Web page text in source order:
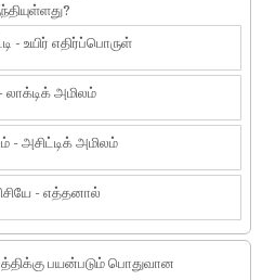
உயிர் எதிர்ப்பொருள்
அமிலம்
- அசிட்டிக் அமிலம்
- எத்தனால்
பயன்படும் பொதுவான